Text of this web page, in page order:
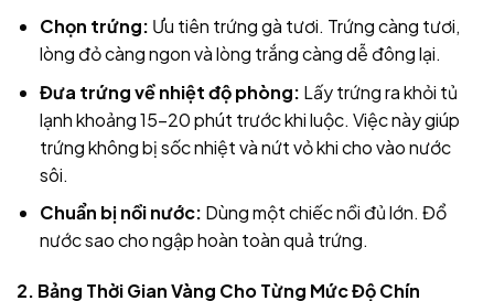
Chọn trứng: Ưu tiên trứng gà tươi. Trứng càng tươi,
lòng đỏ càng ngon và lòng trắng càng dễ đông lại.
Đưa trứng về nhiệt độ phòng: Lấy trứng ra khỏi tủ
lạnh khoảng 15-20 phút trước khi luộc. Việc này giúp
trứng không bị sốc nhiệt và nứt vỏ khi cho vào nước
sôi.
Chuẩn bị nồi nước: Dùng một chiếc nồi đủ lớn. Đổ
nước sao cho ngập hoàn toàn quả trứng.
2. Bảng Thời Gian Vàng Cho Từng Mức Độ Chín